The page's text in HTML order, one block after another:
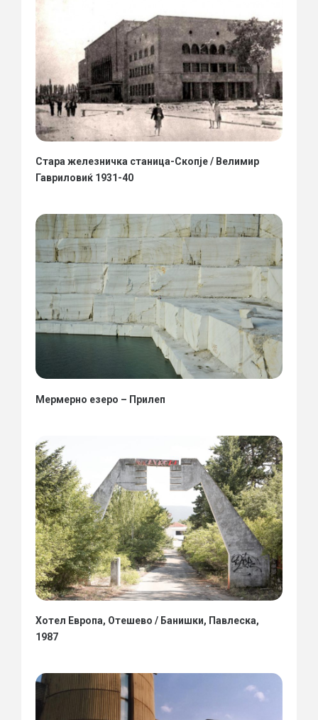
Стара железничка станица-Скопје / Велимир
Гавриловиќ 1931-40
Мермерно езеро – Прилеп
Хотел Европа, Отешево / Банишки, Павлеска,
1987